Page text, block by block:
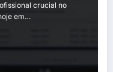
crucial no
em…